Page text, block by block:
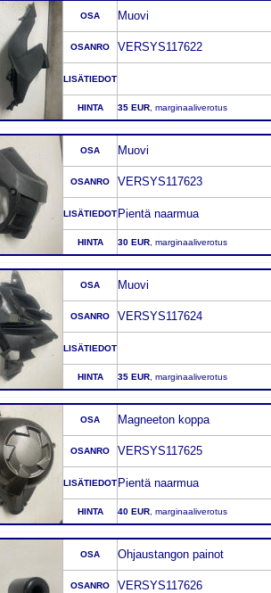
OSA Muovi
OSANRO VERSYS117622
LISÄTIEDOT
HINTA 35 EUR , marginaaliverotus
OSA Muovi
OSANRO VERSYS117623
LISÄTIEDOT Pientä naarmua
HINTA 30 EUR , marginaaliverotus
OSA Muovi
OSANRO VERSYS117624
LISÄTIEDOT
HINTA 35 EUR , marginaaliverotus
OSA Magneeton koppa
OSANRO VERSYS117625
LISÄTIEDOT Pientä naarmua
HINTA 40 EUR , marginaaliverotus
OSA Ohjaustangon painot
OSANRO VERSYS117626